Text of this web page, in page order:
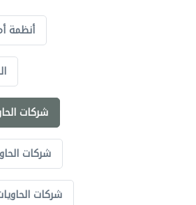
أنظمة
شركات
شركات
شركات